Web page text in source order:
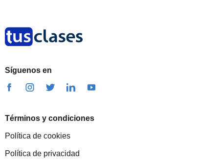
Síguenos en
Términos y condiciones
Política de cookies
Política de privacidad